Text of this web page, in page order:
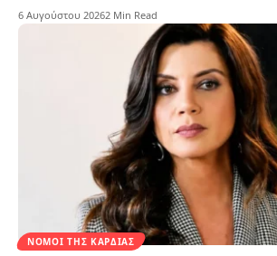
6 Αυγούστου 20262 Min Read
ΝΌΜΟΙ ΤΗΣ ΚΑΡΔΙΆΣ